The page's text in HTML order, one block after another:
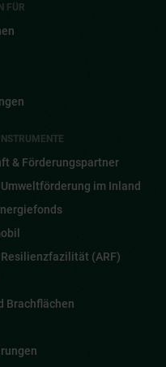
FÜR
& Förderungspartner
im Inland
(ARF)
Brachflächen